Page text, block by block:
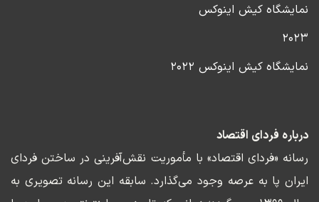
نمایشگاه کیش اینوکس
۲۰۲۳
نمایشگاه کیش اینوکس ۲۰۲۲
درباره فردای اقتصاد
رسانه «فردای اقتصاد» با مأموریت نقش‌آفرینی در ساختن فردای
ایران پا به عرصه وجود می‌گذارد. سابقه این رسانه تصویری به